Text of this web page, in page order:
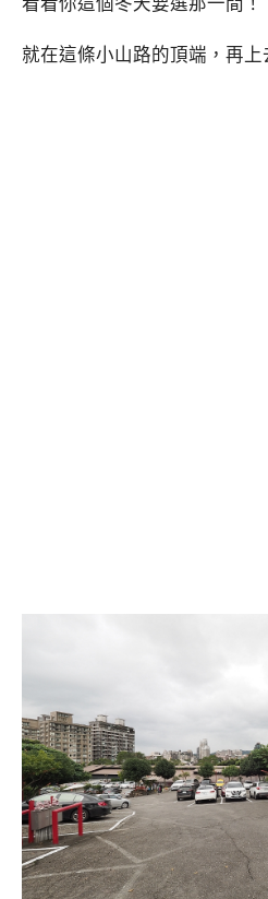
就在這條小山路的頂端，再上